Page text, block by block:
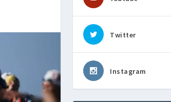
Twitter
Instagram